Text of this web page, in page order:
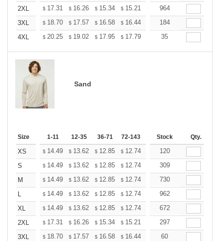
2XL
$ 17.31 $ 16.26 $ 15.34 $ 15.21 14.95
964
3XL
$ 18.70 $ 17.57 $ 16.58 $ 16.44 16.15
184
4XL
$ 20.25 $ 19.02 $ 17.95 $ 17.79 17.49
35
Sand
Size 1-11 12-35 36-71 72-143 144-287 288 + More
Stock Qty.
XS $ 14.49 $ 13.62 $ 12.85 $ 12.74 12.52
120
S
$ 14.49 $ 13.62 $ 12.85 $ 12.74 12.52
309
M
$ 14.49 $ 13.62 $ 12.85 $ 12.74 12.52
730
L
$ 14.49 $ 13.62 $ 12.85 $ 12.74 12.52
962
XL
$ 14.49 $ 13.62 $ 12.85 $ 12.74 12.52
672
2XL
$ 17.31 $ 16.26 $ 15.34 $ 15.21 14.95
297
3XL
$ 18.70 $ 17.57 $ 16.58 $ 16.44 16.15
60